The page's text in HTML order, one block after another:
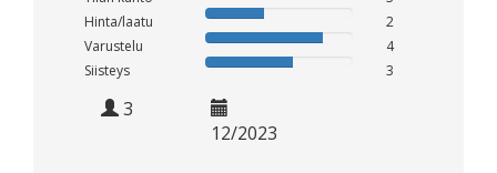
Hinta/laatu
2
Varustelu
4
Siisteys
3
3
12/2023